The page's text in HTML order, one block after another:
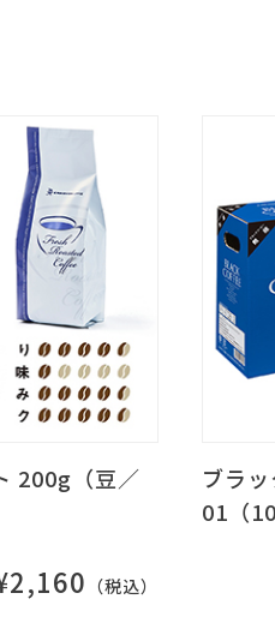
200g（豆／
（税込）
ブラ
01（